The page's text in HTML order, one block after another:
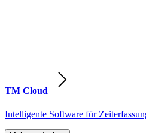
TM Cloud
Intelligente Software für